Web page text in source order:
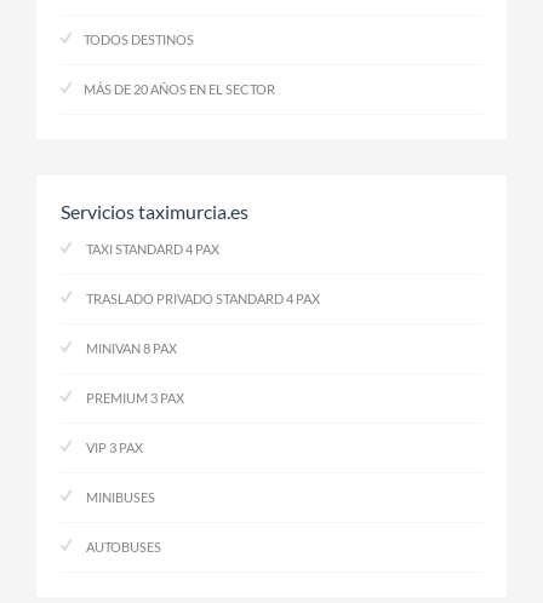
TODOS DESTINOS
MÁS DE 20 AÑOS EN EL SECTOR
Servicios taximurcia.es
TAXI STANDARD 4 PAX
TRASLADO PRIVADO STANDARD 4 PAX
MINIVAN 8 PAX
PREMIUM 3 PAX
VIP 3 PAX
MINIBUSES
AUTOBUSES